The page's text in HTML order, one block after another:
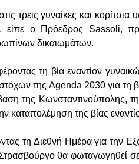
τρεις γυναίκες και
είπε ο Πρόεδρος Sassoli,
δικαιωμάτων.
τη βία εναντίον
της Agenda 2030 για τη
της Κωνσταντινούπολης,
καταπολέμηση της βίας
τη Διεθνή Ημέρα για την
θα φωταγωγηθεί